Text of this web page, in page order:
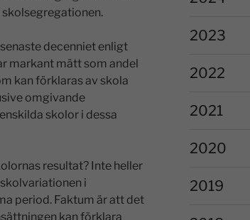
decenniet enligt
markant mätt som andel
kan förklaras av skola
omgivande
skolor i dessa
resultat? Inte heller
i
period. Faktum är att det
kan förklara
2023
2022
2021
2020
2019